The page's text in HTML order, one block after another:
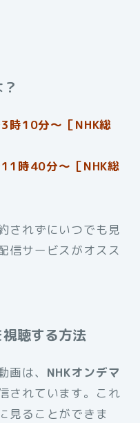
時10分～［NHK総
時40分〜［NHK総
されずにいつでも見
信サービスがオスス
聴する方法
画は、 NHKオンデマ
されています。これ
見ることができま